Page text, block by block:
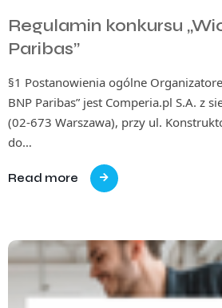
Regulamin konkursu
Paribas”
§1 Postanowienia ogólne
BNP Paribas” jest Comperia.pl S.A. z
(02-673 Warszawa), przy ul.
do…
Read more